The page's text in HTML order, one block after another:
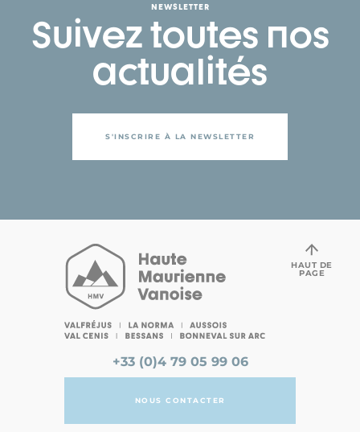
NEWSLETTER
Suivez toutes nos
actualités
S'INSCRIRE À LA NEWSLETTER
+33 (0)4 79 05 99 06
NOUS CONTACTER
HAUT DE
PAGE